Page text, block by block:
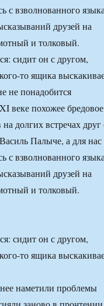
с взволнованного
друзей на
и толковый.
сидит он с другом,
то ящика
не понадобится
веке похожее бредовое
долгих встречах друг
Палыче, а для нас
с взволнованного
друзей на
и толковый.
сидит он с другом,
то ящика
наметили проблемы